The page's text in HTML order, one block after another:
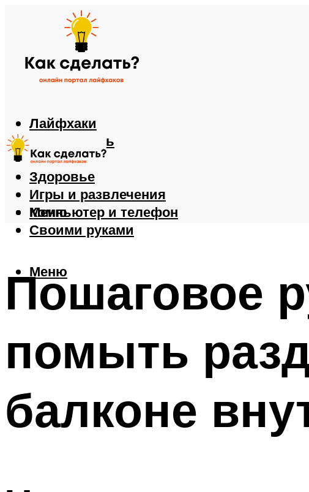
Лайфхаки
Автомобиль
Еда
Здоровье
Игры и развлечения
Компьютер и телефон
Своими руками
Меню
Меню
Пошаговое
помыть
балконе